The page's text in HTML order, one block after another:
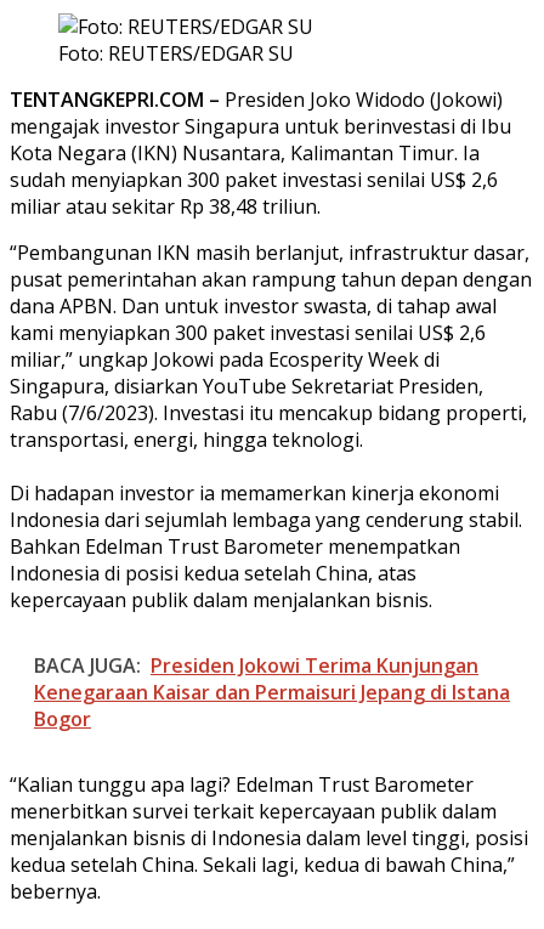
Foto: REUTERS/EDGAR SU
TENTANGKEPRI.COM – Presiden Joko Widodo (Jokowi)
mengajak investor Singapura untuk berinvestasi di Ibu
Kota Negara (IKN) Nusantara, Kalimantan Timur. Ia
sudah menyiapkan 300 paket investasi senilai US$ 2,6
miliar atau sekitar Rp 38,48 triliun.
“Pembangunan IKN masih berlanjut, infrastruktur dasar,
pusat pemerintahan akan rampung tahun depan dengan
dana APBN. Dan untuk investor swasta, di tahap awal
kami menyiapkan 300 paket investasi senilai US$ 2,6
miliar,” ungkap Jokowi pada Ecosperity Week di
Singapura, disiarkan YouTube Sekretariat Presiden,
Rabu (7/6/2023). Investasi itu mencakup bidang properti,
transportasi, energi, hingga teknologi.
Di hadapan investor ia memamerkan kinerja ekonomi
Indonesia dari sejumlah lembaga yang cenderung stabil.
Bahkan Edelman Trust Barometer menempatkan
Indonesia di posisi kedua setelah China, atas
kepercayaan publik dalam menjalankan bisnis.
BACA JUGA: Presiden Jokowi Terima Kunjungan
Kenegaraan Kaisar dan Permaisuri Jepang di Istana
Bogor
“Kalian tunggu apa lagi? Edelman Trust Barometer
menerbitkan survei terkait kepercayaan publik dalam
menjalankan bisnis di Indonesia dalam level tinggi, posisi
kedua setelah China. Sekali lagi, kedua di bawah China,”
bebernya.